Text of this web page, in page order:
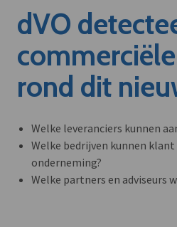
dVO
rond dit
Welke leveranciers kunnen
Welke bedrijven kunnen klant
onderneming?
Welke partners en adviseurs